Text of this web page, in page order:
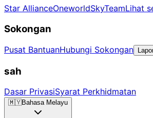
Star AllianceOneworldSkyTeamLihat
Sokongan
Pusat BantuanHubungi Sokongan
sah
Dasar PrivasiSyarat Perkhidmatan
🇲🇾Bahasa Melayu